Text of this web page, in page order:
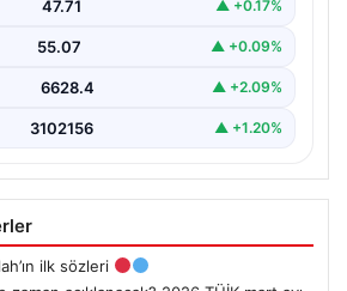
47.71 ▲ +0.17%
55.07 ▲ +0.09%
6628.4 ▲ +2.09%
3102156 ▲ +1.20%
ilk sözleri